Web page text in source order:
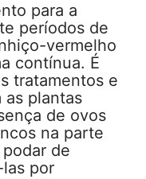
para a
períodos de
vermelho
contínua. É
tratamentos e
as plantas
de ovos
na parte
de
por